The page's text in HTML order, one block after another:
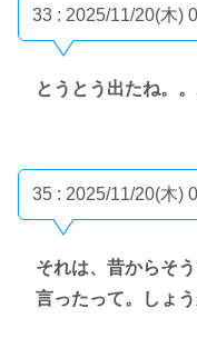
33 : 2025/11/20(木)
とうとう出たね。。
35 : 2025/11/20(木)
それは、昔からそ
言ったって。しょ